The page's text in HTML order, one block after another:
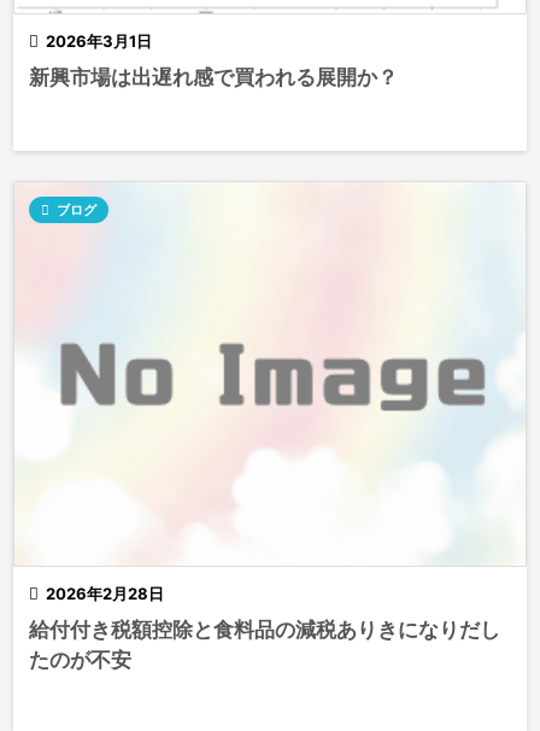
 2026年3月1日
新興市場は出遅れ感で買われる展開か？
 2026年2月28日
 ブログ
給付付き税額控除と食料品の減税ありきになりだし
たのが不安